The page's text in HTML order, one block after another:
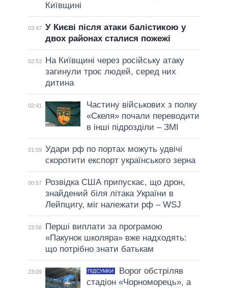
Київщині
03:47 У Києві після атаки балістикою у
двох районах сталися пожежі
02:53
На Київщині через російську атаку
загинули троє людей, серед них
дитина
02:41
Частину військових з полку
«Скеля» почали переводити
в інші підрозділи – ЗМІ
01:59 Удари рф по портах можуть удвічі
скоротити експорт українського зерна
00:57
Розвідка США припускає, що дрон,
знайдений біля літака України в
Лейпцигу, міг належати рф – WSJ
23:56
Перші виплати за програмою
«Пакунок школяра» вже надходять:
що потрібно знати батькам
23:09 ПІДСУМКИ
Ворог обстріляв
стадіон «Чорноморець», а